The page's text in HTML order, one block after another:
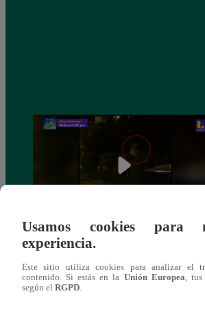
Sofía Franco ocasiona triple choque en
Usamos cookies para
experiencia.
Este sitio utiliza cookies para analizar el
contenido. Si estás en la Unión Europea, tus
según el RGPD.